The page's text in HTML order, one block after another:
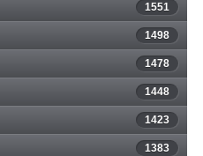
1551
1498
1478
1448
1423
1383